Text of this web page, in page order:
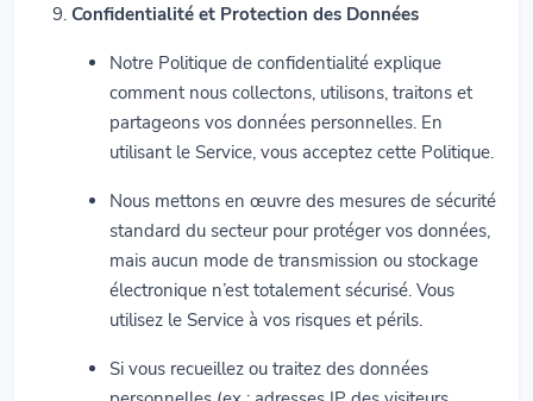
Confidentialité et Protection des Données
Notre Politique de confidentialité explique
comment nous collectons, utilisons, traitons et
partageons vos données personnelles. En
utilisant le Service, vous acceptez cette Politique.
Nous mettons en œuvre des mesures de sécurité
standard du secteur pour protéger vos données,
mais aucun mode de transmission ou stockage
électronique n’est totalement sécurisé. Vous
utilisez le Service à vos risques et périls.
Si vous recueillez ou traitez des données